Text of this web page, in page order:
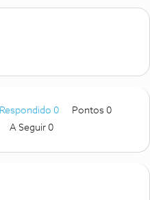
Respondido 0
Pontos 0
A Seguir 0